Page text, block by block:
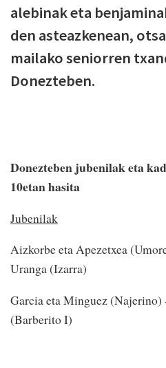
alebinak eta
den asteazkenean,
mailako seniorren
Donezteben.
Donezteben jubenilak eta
10etan hasita
Jubenilak
Aizkorbe eta Apezetxea
Uranga (Izarra)
Garcia eta Minguez
(Barberito I)